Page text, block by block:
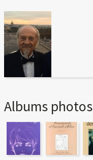
Albums photos